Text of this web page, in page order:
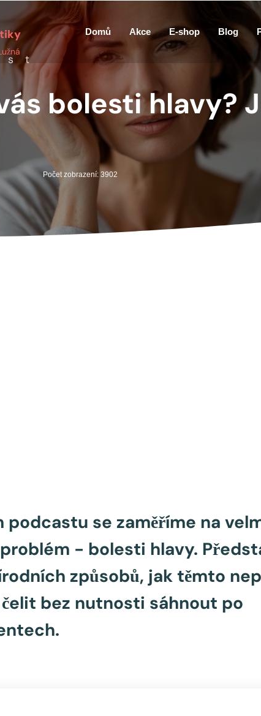
Domů Akce E-shop Blog
bolesti hlavy?
Počet zobrazení: 3902
podcastu se zaměříme na
- bolesti hlavy.
způsobů, jak těmto
bez nutnosti sáhnout po